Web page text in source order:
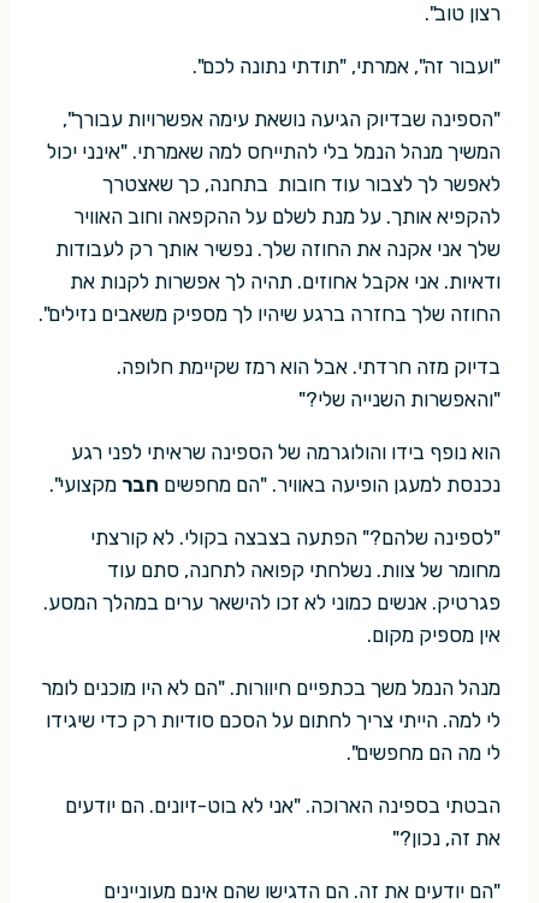
רצון טוב".
"ועבור זה", אמרתי, "תודתי נתונה לכם".
"הספינה שבדיוק הגיעה נושאת עימה אפשרויות עבורך",
המשיך מנהל הנמל בלי להתייחס למה שאמרתי. "אינני יכול
לאפשר לך לצבור עוד חובות בתחנה, כך שאצטרך
להקפיא אותך. על מנת לשלם על ההקפאה וחוב האוויר
שלך אני אקנה את החוזה שלך. נפשיר אותך רק לעבודות
ודאיות. אני אקבל אחוזים. תהיה לך אפשרות לקנות את
החוזה שלך בחזרה ברגע שיהיו לך מספיק משאבים נזילים".
בדיוק מזה חרדתי. אבל הוא רמז שקיימת חלופה.
"והאפשרות השנייה שלי?"
הוא נופף בידו והולוגרמה של הספינה שראיתי לפני רגע
נכנסת למעגן הופיעה באוויר. "הם מחפשים חבר מקצועי".
"לספינה שלהם?" הפתעה בצבצה בקולי. לא קורצתי
מחומר של צוות. נשלחתי קפואה לתחנה, סתם עוד
פגרטיק. אנשים כמוני לא זכו להישאר ערים במהלך המסע.
אין מספיק מקום.
מנהל הנמל משך בכתפיים חיוורות. "הם לא היו מוכנים לומר
לי למה. הייתי צריך לחתום על הסכם סודיות רק כדי שיגידו
לי מה הם מחפשים".
הבטתי בספינה הארוכה. "אני לא בוט-זיונים. הם יודעים
את זה, נכון?"
"הם יודעים את זה. הם הדגישו שהם אינם מעוניינים